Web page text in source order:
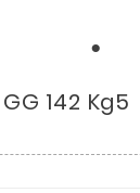
142 Kg5